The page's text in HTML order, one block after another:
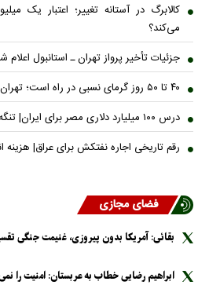
کالابرگ در آستانه تغییر؛ اعتبار یک
می‌کند؟
جزئیات تأخیر پرواز تهران ـ استانبول اعلام
۴۰ تا ۵۰ روز گرمای نسبی در راه است؛ تهران تا ۳۸ درجه گرم می‌شود
درس ۱۰۰ میلیارد دلاری مصر برای ایران| تنگه هرمز چه فرصتی دارد؟
رقم تاریخی اجاره نفتکش برای عراق| هزینه
فضای مجازی
بقائی: آمریکا بدون پیروزی، غنیمت جنگی
ابراهیم رضایی خطاب به عربستان: امنیت را